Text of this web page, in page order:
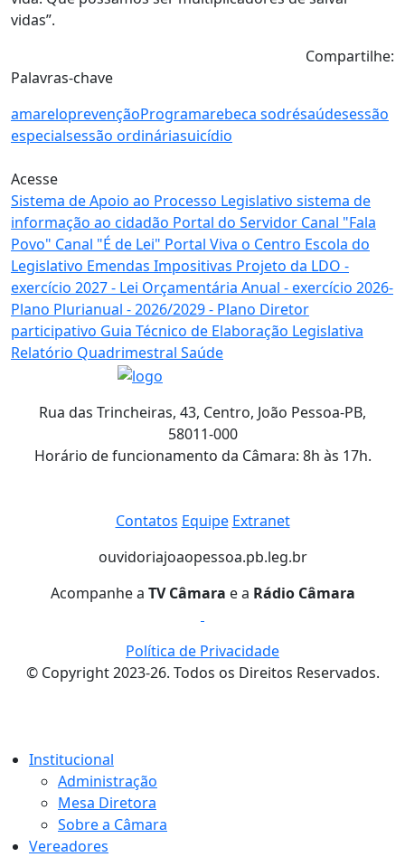
vidas”.
Compartilhe:
Palavras-chave
amareloprevençãoProgramarebeca sodrésaúdesessão
especialsessão ordináriasuicídio
Acesse
Sistema de Apoio ao Processo Legislativo sistema de
informação ao cidadão Portal do Servidor Canal "Fala
Povo" Canal "É de Lei" Portal Viva o Centro Escola do
Legislativo Emendas Impositivas Projeto da LDO -
exercício 2027 - Lei Orçamentária Anual - exercício 2026-
Plano Plurianual - 2026/2029 - Plano Diretor
participativo Guia Técnico de Elaboração Legislativa
Relatório Quadrimestral Saúde
Rua das Trincheiras, 43, Centro, João Pessoa-PB,
58011-000
Horário de funcionamento da Câmara: 8h às 17h.
Contatos Equipe Extranet
ouvidoriajoaopessoa.pb.leg.br
Acompanhe a TV Câmara e a Rádio Câmara
© Copyright 2023-26. Todos os Direitos Reservados.
Política de Privacidade
Institucional
Administração
Mesa Diretora
Sobre a Câmara
Vereadores